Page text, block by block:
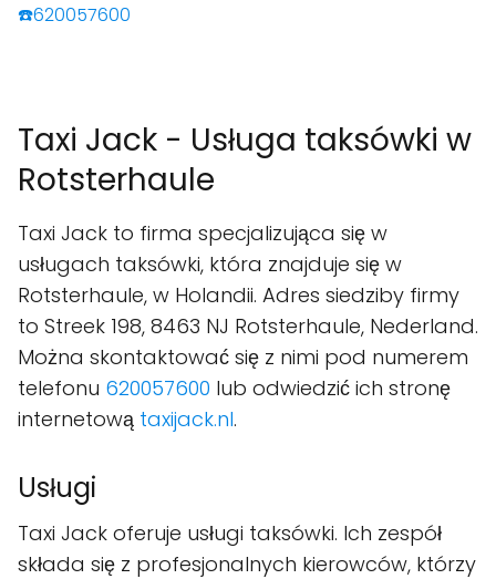
☎️620057600
Taxi Jack - Usługa taksówki w
Rotsterhaule
Taxi Jack to firma specjalizująca się w
usługach taksówki, która znajduje się w
Rotsterhaule, w Holandii. Adres siedziby firmy
to Streek 198, 8463 NJ Rotsterhaule, Nederland.
Można skontaktować się z nimi pod numerem
telefonu 620057600 lub odwiedzić ich stronę
internetową taxijack.nl.
Usługi
Taxi Jack oferuje usługi taksówki. Ich zespół
składa się z profesjonalnych kierowców, którzy